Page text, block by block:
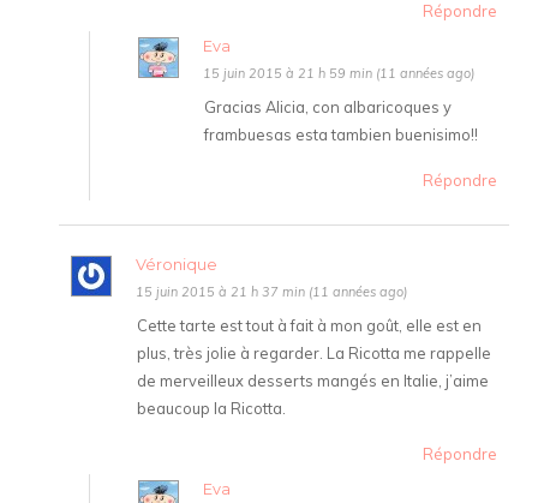
Répondre
Eva
15 juin 2015 à 21 h 59 min (11 années ago)
Gracias Alicia, con albaricoques y
frambuesas esta tambien buenisimo!!
Répondre
Véronique
15 juin 2015 à 21 h 37 min (11 années ago)
Cette tarte est tout à fait à mon goût, elle est en
plus, très jolie à regarder. La Ricotta me rappelle
de merveilleux desserts mangés en Italie, j’aime
beaucoup la Ricotta.
Répondre
Eva